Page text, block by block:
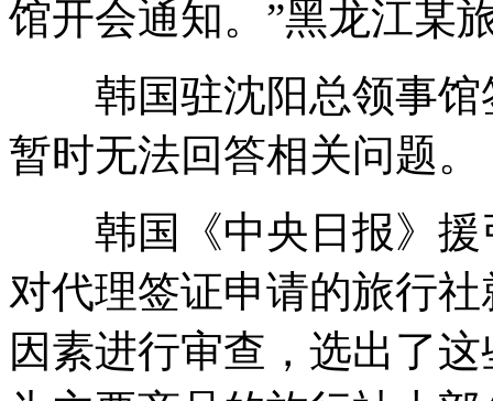
馆开会通知。”黑龙江某
韩国驻沈阳总领事馆
暂时无法回答相关问题。
韩国《中央日报》援
对代理签证申请的旅行
因素进行审查，选出了